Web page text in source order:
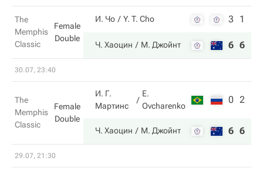
The
Memphis
Classic
Female
Double
И. Чо Y. T. Cho 3 1
Ч. Хаоцин М. Джойнт 6 6
30.07, 23:40
The
Memphis
Classic
Female
Double
И. Г.
Мартинс
E.
Ovcharenko
0 2
Ч. Хаоцин М. Джойнт 6 6
29.07, 21:30